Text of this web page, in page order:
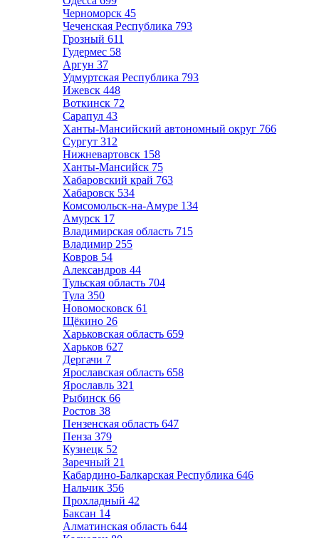
Черноморск 45
Чеченская Республика 793
Грозный 611
Гудермес 58
Аргун 37
Удмуртская Республика 793
Ижевск 448
Воткинск 72
Сарапул 43
Ханты-Мансийский автономный округ 766
Сургут 312
Нижневартовск 158
Ханты-Мансийск 75
Хабаровский край 763
Хабаровск 534
Комсомольск-на-Амуре 134
Амурск 17
Владимирская область 715
Владимир 255
Ковров 54
Александров 44
Тульская область 704
Тула 350
Новомосковск 61
Щёкино 26
Харьковская область 659
Харьков 627
Дергачи 7
Ярославская область 658
Ярославль 321
Рыбинск 66
Ростов 38
Пензенская область 647
Пенза 379
Кузнецк 52
Заречный 21
Кабардино-Балкарская Республика 646
Нальчик 356
Прохладный 42
Баксан 14
Алматинская область 644